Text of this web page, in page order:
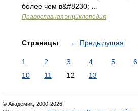
более чем в&#8230; …
Православная энциклопедия
Страницы ← Предыдущая
1 2 3 4 5 6
10
11 12 13
© Академик, 2000-2026